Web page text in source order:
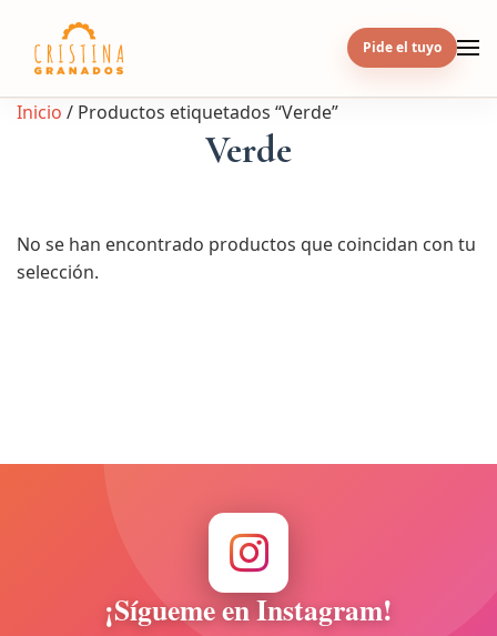
content
Pide el tuyo
Inicio / Productos etiquetados “Verde”
Verde
No se han encontrado productos que coincidan con tu
selección.
¡Sígueme en Instagram!